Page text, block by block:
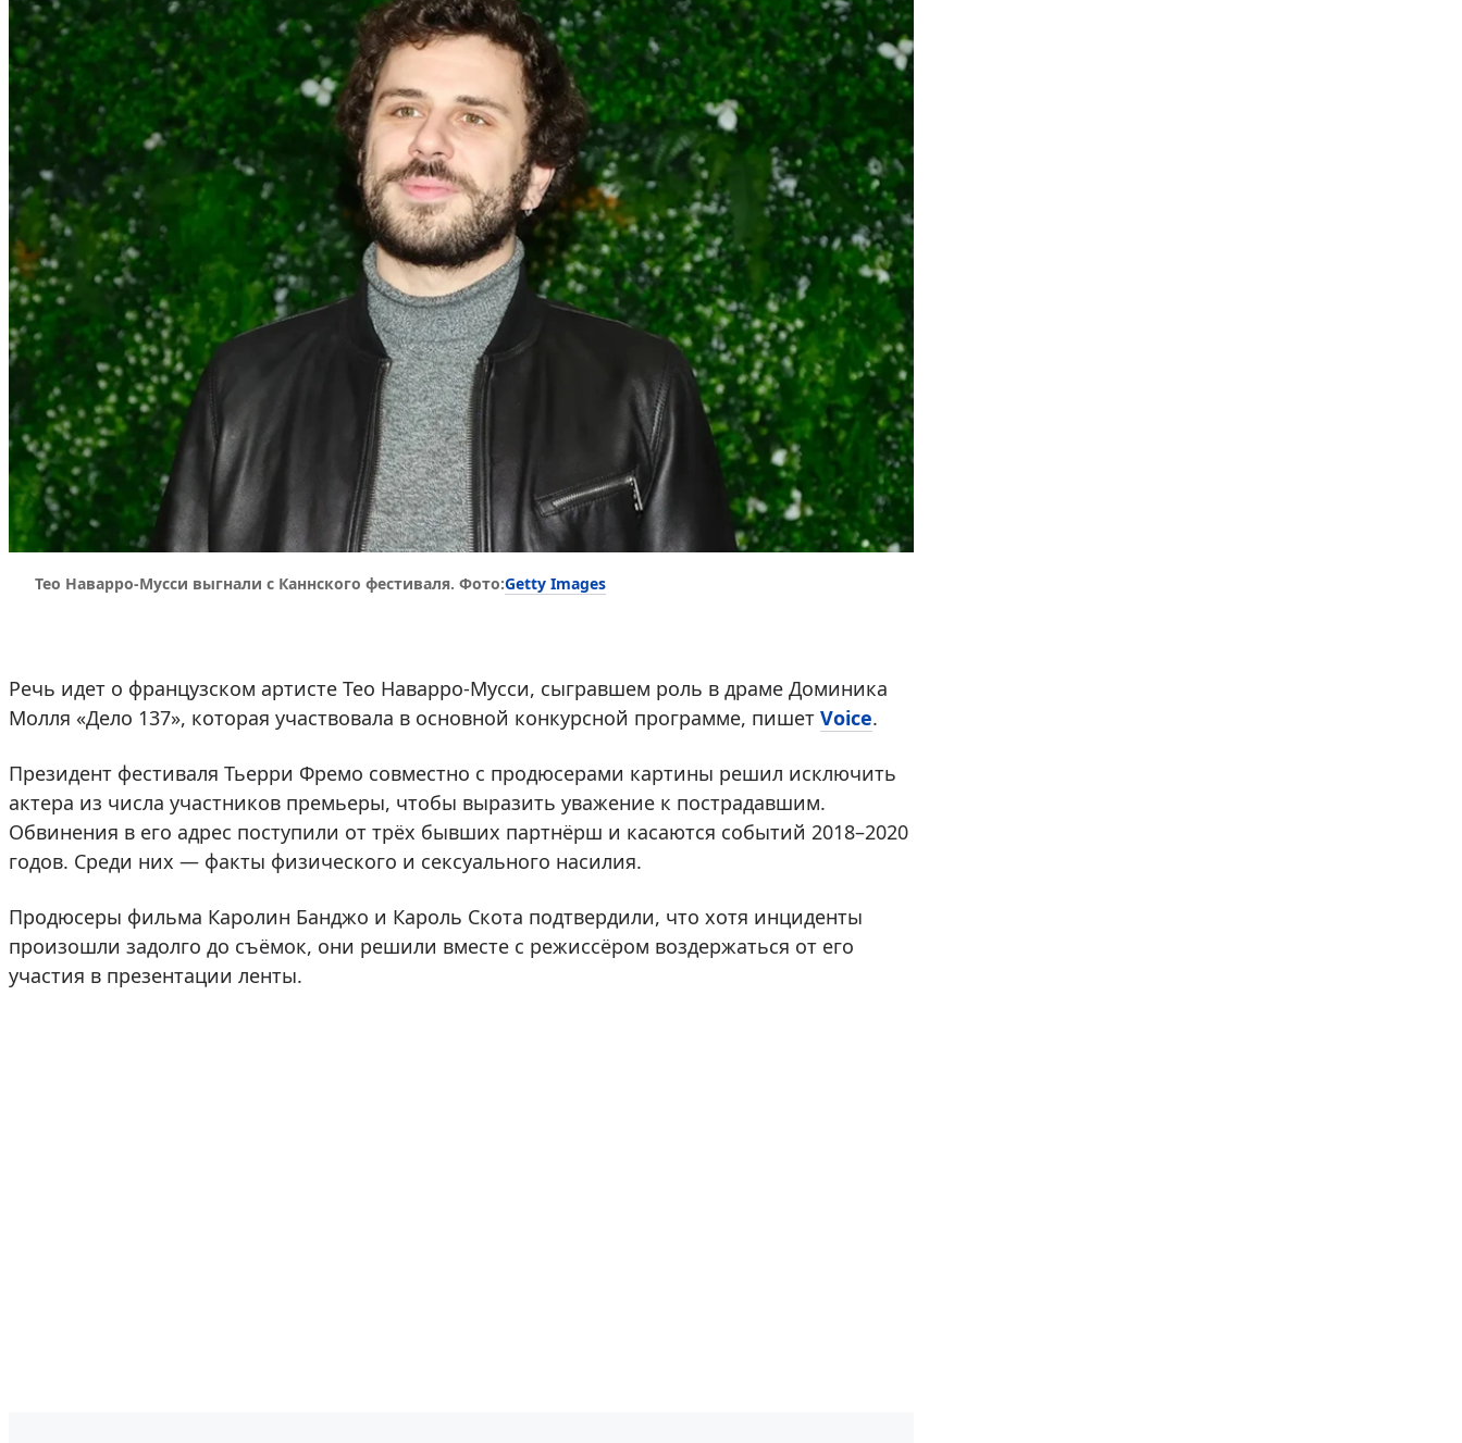
Тео Наварро-Мусси выгнали с Каннского фестиваля. Фото:Getty Images
Речь идет о французском артисте Тео Наварро-Мусси, сыгравшем роль в драме Доминика
Молля «Дело 137», которая участвовала в основной конкурсной программе, пишет Voice.
Президент фестиваля Тьерри Фремо совместно с продюсерами картины решил исключить
актера из числа участников премьеры, чтобы выразить уважение к пострадавшим.
Обвинения в его адрес поступили от трёх бывших партнёрш и касаются событий 2018–2020
годов. Среди них — факты физического и сексуального насилия.
Продюсеры фильма Каролин Банджо и Кароль Скота подтвердили, что хотя инциденты
произошли задолго до съёмок, они решили вместе с режиссёром воздержаться от его
участия в презентации ленты.